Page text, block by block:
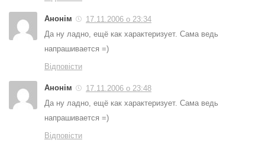
Анонім
17.11.2006 о 23:34
Да ну ладно, ещё как характеризует. Сама ведь
напрашивается =)
Відповісти
Анонім
17.11.2006 о 23:48
Да ну ладно, ещё как характеризует. Сама ведь
напрашивается =)
Відповісти